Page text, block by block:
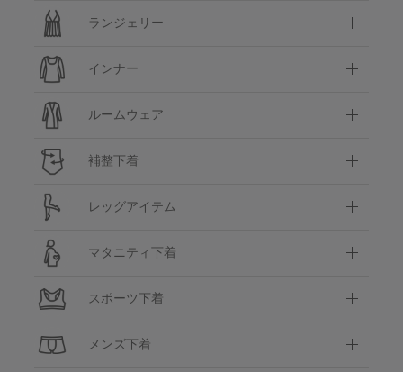
ランジェリー
インナー
ルームウェア
補整下着
レッグアイテム
マタニティ下着
スポーツ下着
メンズ下着